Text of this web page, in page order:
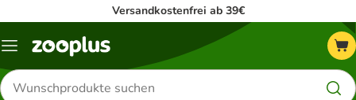
Versandkostenfrei ab 39€
Menü
Produkte
suchen